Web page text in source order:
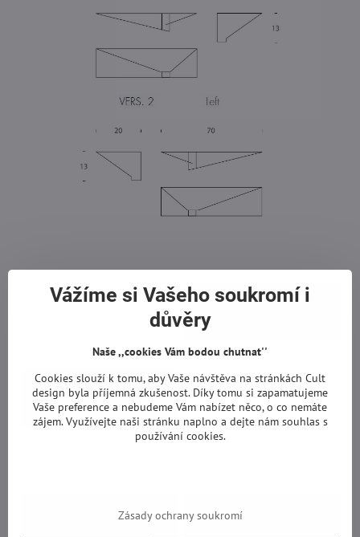
Vážíme si Vašeho soukromí i
důvěry
Naše ,,cookies Vám bodou chutnat''
Cookies slouží k tomu, aby Vaše návštěva na stránkách Cult
design byla příjemná zkušenost. Díky tomu si zapamatujeme
Vaše preference a nebudeme Vám nabízet něco, o co nemáte
zájem. Využívejte naši stránku naplno a dejte nám souhlas s
používání cookies.
Zásady ochrany soukromí